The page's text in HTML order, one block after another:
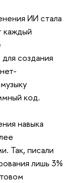
ИИ стала
каждый
создания
код.
навыка
Так, писали
лишь 3%